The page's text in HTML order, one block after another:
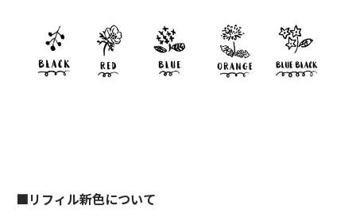
■リフィル新色について